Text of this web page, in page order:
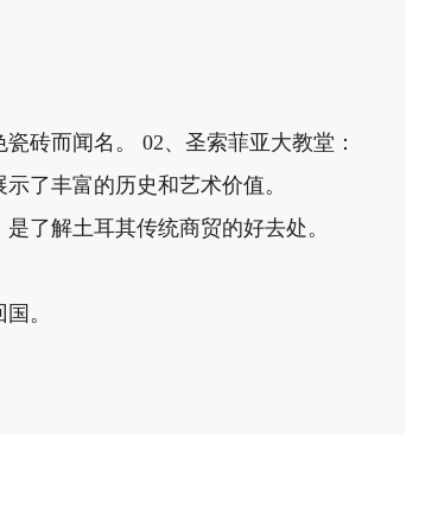
砖而闻名。 02、圣索菲亚大教堂：
了丰富的历史和艺术价值。
了解土耳其传统商贸的好去处。
。